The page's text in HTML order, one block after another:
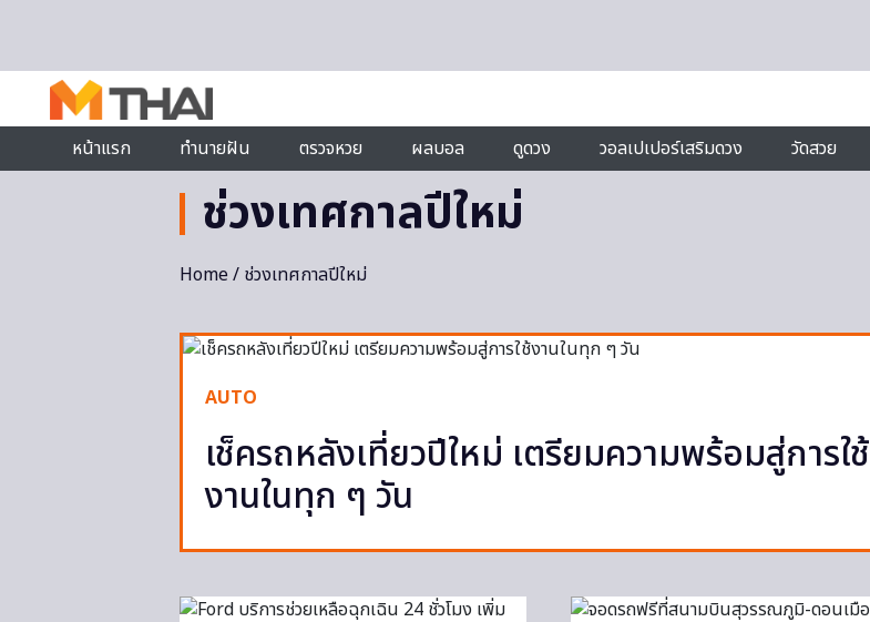
หน้าแรก
ทำนายฝัน ตรวจหวย ผลบอล ดูดวง วอลเปเปอร์เสริมดวง วัดสวย
ช่วงเทศกาลปีใหม่
Home/ ช่วงเทศกาลปีใหม่
AUTO
เช็ครถหลังเที่ยวปีใหม่ เตรียมความพร้อมสู่การใช้
งานในทุก ๆ วัน